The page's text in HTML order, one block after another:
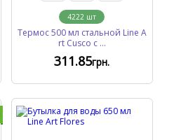
4222 шт
Термос 500 мл стальной Line A
rt Cusco с ...
311.85грн.